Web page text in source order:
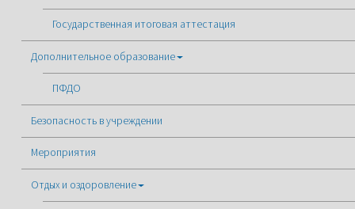
Государственная итоговая аттестация
Дополнительное образование
ПФДО
Безопасность в учреждении
Мероприятия
Отдых и оздоровление